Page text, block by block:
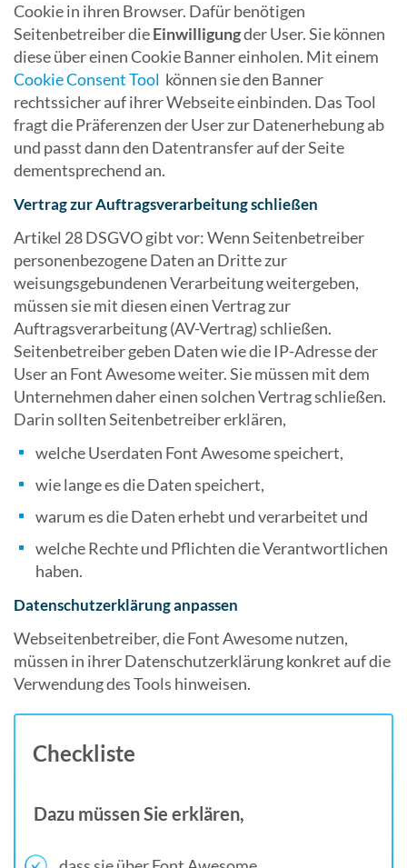
Cookie in ihren Browser. Dafür benötigen
Seitenbetreiber dieEinwilligungder User. Sie können
diese über einen Cookie Banner einholen. Mit einem
Cookie Consent Tool können sie den Banner
rechtssicher auf ihrer Webseite einbinden. Das Tool
fragt die Präferenzen der User zur Datenerhebung ab
und passt dann den Datentransfer auf der Seite
dementsprechend an.
Vertrag zur Auftragsverarbeitung schließen
Artikel 28 DSGVO gibt vor: Wenn Seitenbetreiber
personenbezogene Daten an Dritte zur
weisungsgebundenen Verarbeitung weitergeben,
müssen sie mit diesen einen Vertrag zur
Auftragsverarbeitung (AV-Vertrag) schließen.
Seitenbetreiber geben Daten wie die IP-Adresse der
User an Font Awesome weiter. Sie müssen mit dem
Unternehmen daher einen solchen Vertrag schließen.
Darin sollten Seitenbetreiber erklären,
welche Userdaten Font Awesome speichert,
wie lange es die Daten speichert,
warum es die Daten erhebt und verarbeitet und
welche Rechte und Pflichten die Verantwortlichen
haben.
Datenschutzerklärung anpassen
Webseitenbetreiber, die Font Awesome nutzen,
müssen in ihrer Datenschutzerklärung konkret auf die
Verwendung des Tools hinweisen.
Checkliste
Dazu müssen Sie erklären,